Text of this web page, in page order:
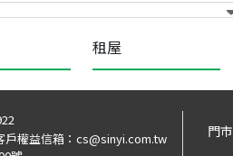
租屋
戶權益信箱： cs@sinyi.com.tw
門